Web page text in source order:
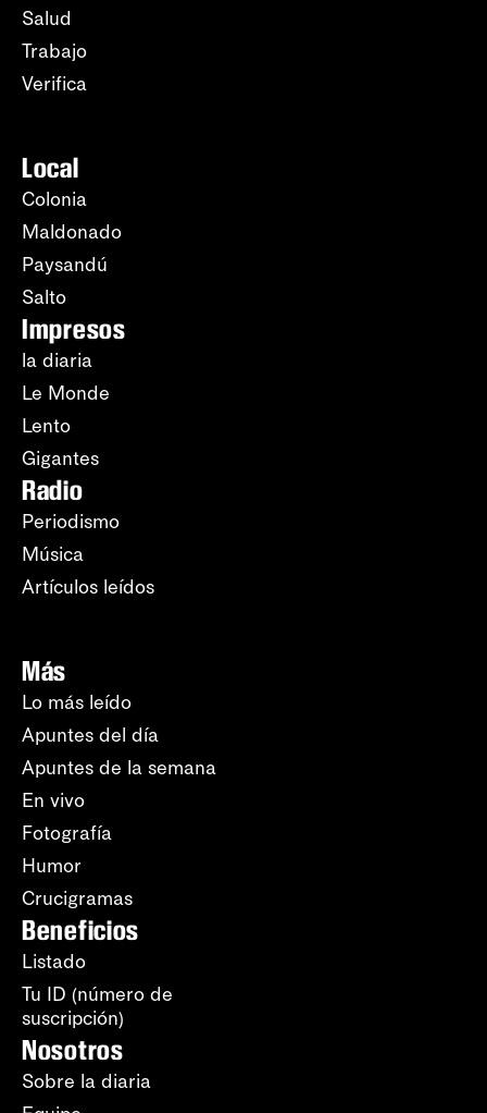
Salud
Trabajo
Verifica
Local
Colonia
Maldonado
Paysandú
Salto
Impresos
la diaria
Le Monde
Lento
Gigantes
Radio
Periodismo
Música
Artículos leídos
Más
Lo más leído
Apuntes del día
Apuntes de la semana
En vivo
Fotografía
Humor
Crucigramas
Beneficios
Listado
Tu ID (número de
suscripción)
Nosotros
Sobre la diaria